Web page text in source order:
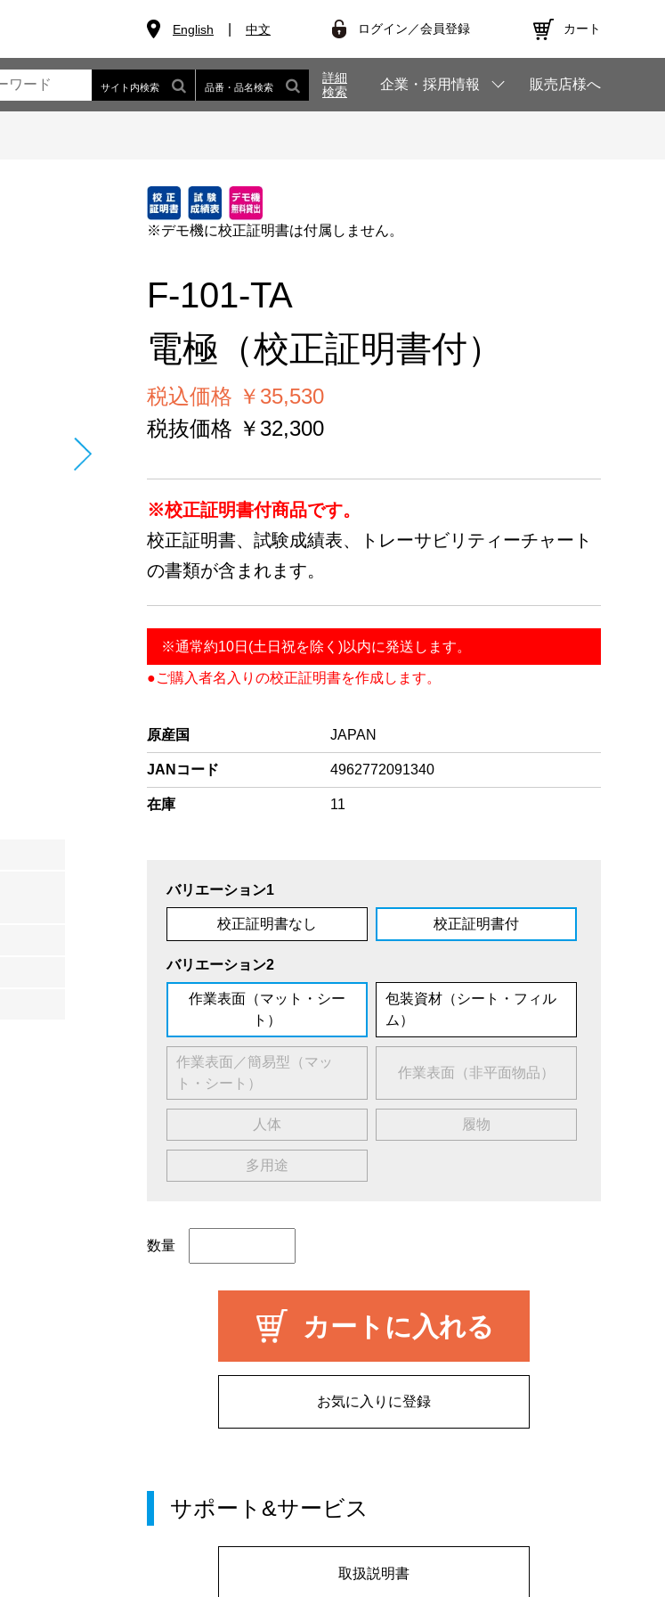
English 中文 ログイン／会員登録 カート
サイト内検索 品番・品名検索
詳細
検索
企業・採用情報 販売店様へ
※デモ機に校正証明書は付属しません。
F-101-TA
電極（校正証明書付）
税込価格 ￥35,530
税抜価格 ￥32,300
※校正証明書付商品です。
校正証明書、試験成績表、トレーサビリティーチャート
の書類が含まれます。
※通常約10日(土日祝を除く)以内に発送します。
●ご購入者名入りの校正証明書を作成します。
原産国 JAPAN
JANコード 4962772091340
在庫 11
バリエーション1
校正証明書なし 校正証明書付
バリエーション2
作業表面（マット・シー
ト）
包装資材（シート・フィル
ム）
作業表面／簡易型（マッ
ト・シート）
作業表面（非平面物品）
人体 履物
多用途
数量
カートに入れる
お気に入りに登録
サポート&サービス
取扱説明書